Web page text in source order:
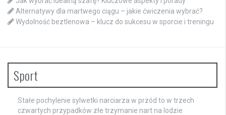
Alternatywy dla martwego ciągu – jakie ćwiczenia wybrać?
Wydolność beztlenowa – klucz do sukcesu w sporcie i treningu
Sport
Stałe pochylenie sylwetki narciarza w przód to w trzech
czwartych przypadków złe trzymanie nart na lodzie